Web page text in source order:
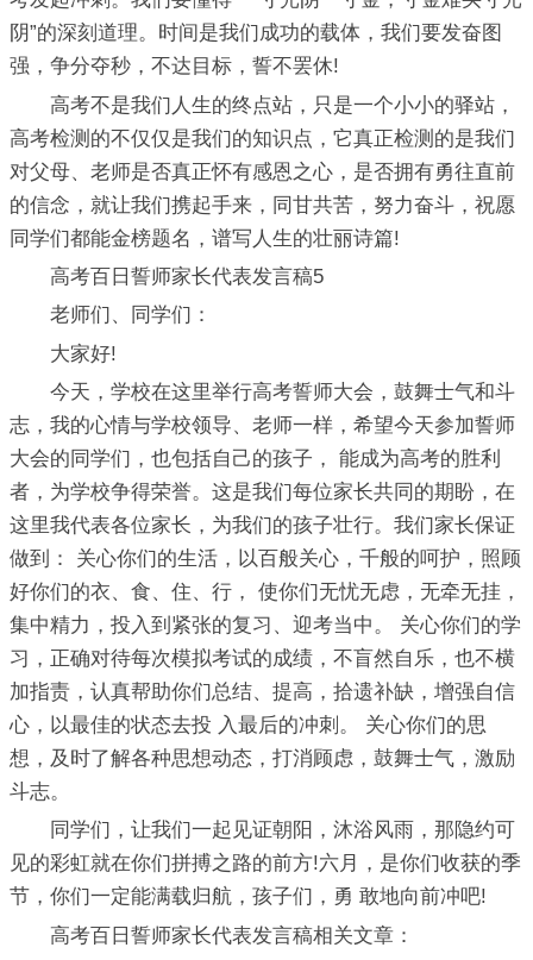
阴”的深刻道理。时间是我们成功的载体，我们要发奋图
强，争分夺秒，不达目标，誓不罢休!
高考不是我们人生的终点站，只是一个小小的驿站，
高考检测的不仅仅是我们的知识点，它真正检测的是我们
对父母、老师是否真正怀有感恩之心，是否拥有勇往直前
的信念，就让我们携起手来，同甘共苦，努力奋斗，祝愿
同学们都能金榜题名，谱写人生的壮丽诗篇!
高考百日誓师家长代表发言稿5
老师们、同学们：
大家好!
今天，学校在这里举行高考誓师大会，鼓舞士气和斗
志，我的心情与学校领导、老师一样，希望今天参加誓师
大会的同学们，也包括自己的孩子， 能成为高考的胜利
者，为学校争得荣誉。这是我们每位家长共同的期盼，在
这里我代表各位家长，为我们的孩子壮行。我们家长保证
做到： 关心你们的生活，以百般关心，千般的呵护，照顾
好你们的衣、食、住、行， 使你们无忧无虑，无牵无挂，
集中精力，投入到紧张的复习、迎考当中。 关心你们的学
习，正确对待每次模拟考试的成绩，不盲然自乐，也不横
加指责，认真帮助你们总结、提高，拾遗补缺，增强自信
心，以最佳的状态去投 入最后的冲刺。 关心你们的思
想，及时了解各种思想动态，打消顾虑，鼓舞士气，激励
斗志。
同学们，让我们一起见证朝阳，沐浴风雨，那隐约可
见的彩虹就在你们拼搏之路的前方!六月，是你们收获的季
节，你们一定能满载归航，孩子们，勇 敢地向前冲吧!
高考百日誓师家长代表发言稿相关文章：